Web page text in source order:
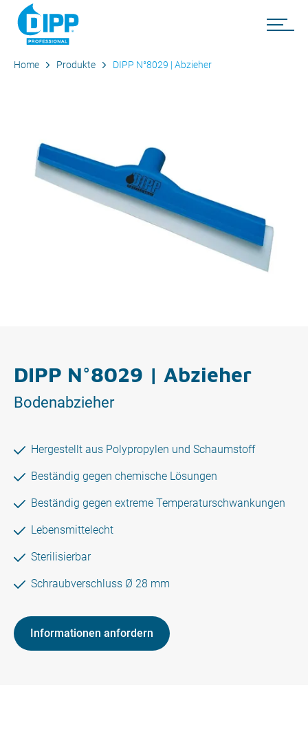
Home Produkte DIPP N°8029 | Abzieher
DIPP N°8029 | Abzieher
Bodenabzieher
Hergestellt aus Polypropylen und Schaumstoff
Beständig gegen chemische Lösungen
Beständig gegen extreme Temperaturschwankungen
Lebensmittelecht
Sterilisierbar
Schraubverschluss Ø 28 mm
Informationen anfordern